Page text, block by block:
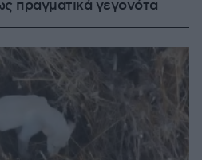
πραγματικά γεγονότα